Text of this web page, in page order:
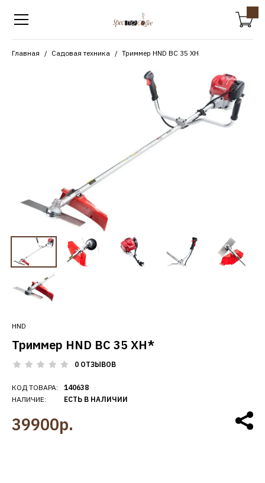
Главная Садовая техника Триммер HND BC 35 XH
HND
Триммер HND BC 35 XH*
0 ОТЗЫВОВ
КОД ТОВАРА:
НАЛИЧИЕ:
140638
ЕСТЬ В НАЛИЧИИ
39900р.